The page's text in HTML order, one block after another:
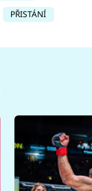
PŘISTÁNÍ